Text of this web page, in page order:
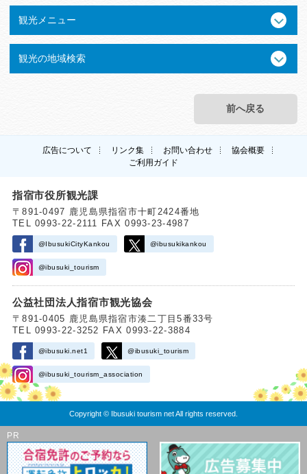
観光メニュー
観光の地域検索
前へ戻る
広告について リンク集 お問い合わせ
協会概要
ご利用ガイド
指宿市役所観光課
〒891-0497 鹿児島県指宿市十町2424番地
TEL 0993-22-2111 FAX 0993-23-4987
@IbusukiCityKankou @ibusukikankou
@ibusuki_tourism
公益社団法人指宿市観光協会
〒891-0405 鹿児島県指宿市湊二丁目5番33号
TEL 0993-22-3252 FAX 0993-22-3884
@ibusuki.net1 @ibusuki_tourism
@ibusuki_tourism_association
Copyright © Ibusuki tourism net All rights reserved.
PR